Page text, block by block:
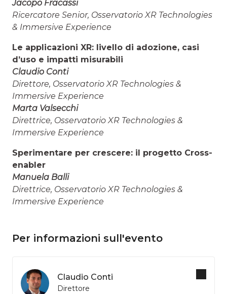
Jacopo Fracassi
Ricercatore Senior, Osservatorio XR Technologies
& Immersive Experience
Le applicazioni XR: livello di adozione, casi
d’uso e impatti misurabili
Claudio Conti
Direttore, Osservatorio XR Technologies &
Immersive Experience
Marta Valsecchi
Direttrice, Osservatorio XR Technologies &
Immersive Experience
Sperimentare per crescere: il progetto Cross-
enabler
Manuela Balli
Direttrice, Osservatorio XR Technologies &
Immersive Experience
Per informazioni sull'evento
Claudio Conti
Direttore